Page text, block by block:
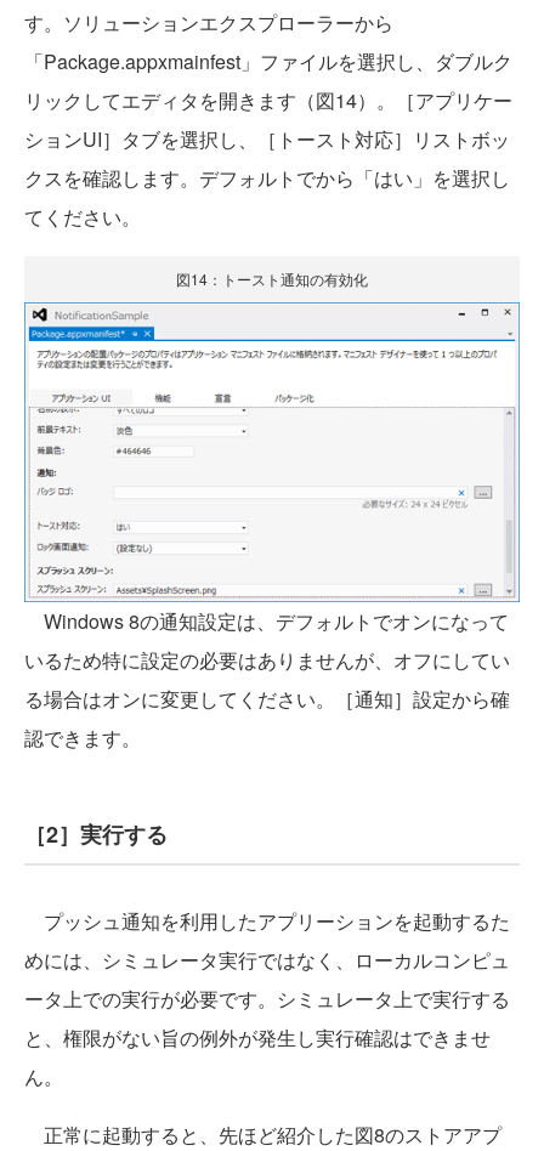
す。ソリューションエクスプローラーから
「Package.appxmainfest」ファイルを選択し、ダブルク
リックしてエディタを開きます（図14）。［アプリケー
ションUI］タブを選択し、［トースト対応］リストボッ
クスを確認します。デフォルトでから「はい」を選択し
てください。
図14：トースト通知の有効化
Windows 8の通知設定は、デフォルトでオンになって
いるため特に設定の必要はありませんが、オフにしてい
る場合はオンに変更してください。［通知］設定から確
認できます。
［2］実行する
プッシュ通知を利用したアプリーションを起動するた
めには、シミュレータ実行ではなく、ローカルコンピュ
ータ上での実行が必要です。シミュレータ上で実行する
と、権限がない旨の例外が発生し実行確認はできませ
ん。
正常に起動すると、先ほど紹介した図8のストアアプ